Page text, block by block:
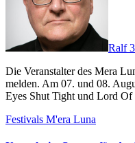
Ralf
Die Veranstalter des Mera Luna können nun ein komplettes Line-Up
melden. Am 07. und 08.
Eyes Shut Tight und Lord
Festivals M'era Luna